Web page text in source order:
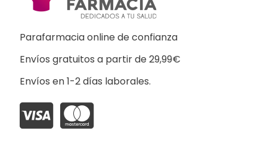
Parafarmacia online de confianza
Envíos gratuitos a partir de 29,99€
Envíos en 1-2 días laborales.